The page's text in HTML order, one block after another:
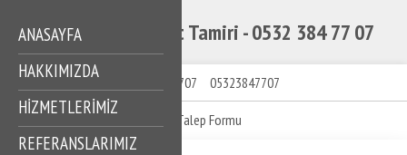
Camlıkahve Klozet Tamiri - 0532 384 77 07
ANASAYFA
HAKKIMIZDA
HIZMETLERIMIZ
REFERANSLARIMIZ
05323847707 05323847707
Talep Formu